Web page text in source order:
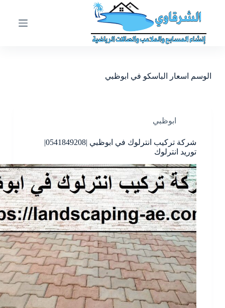
ى
الوسم اسعار الباسكو في ابوظبي
ابوظبي
شركة تركيب انترلوك في ابوظبي |0541849208|
توريد انترلوك